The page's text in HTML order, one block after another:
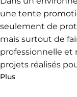
une tente
seulement de
mais surtout de
professionnelle et
projets réalisés
Plus